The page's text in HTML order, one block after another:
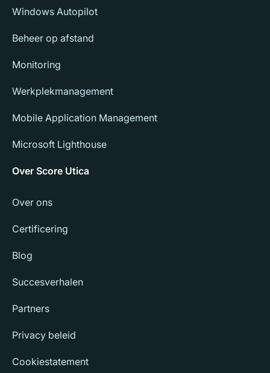
Windows Autopilot
Beheer op afstand
Monitoring
Werkplekmanagement
Mobile Application Management
Microsoft Lighthouse
Over Score Utica
Over ons
Certificering
Blog
Succesverhalen
Partners
Privacy beleid
Cookiestatement